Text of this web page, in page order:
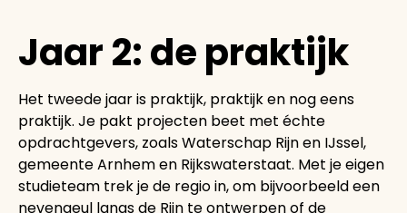
Jaar 2: de praktijk
Het tweede jaar is praktijk, praktijk en nog eens
praktijk. Je pakt projecten beet met échte
opdrachtgevers, zoals Waterschap Rijn en IJssel,
gemeente Arnhem en Rijkswaterstaat. Met je eigen
studieteam trek je de regio in, om bijvoorbeeld een
nevengeul langs de Rijn te ontwerpen of de